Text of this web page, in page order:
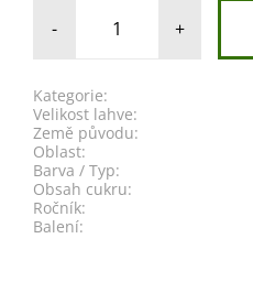
- +
Kategorie:
Velikost lahve:
Země původu:
Oblast:
Barva / Typ:
Obsah cukru:
Ročník:
Balení: